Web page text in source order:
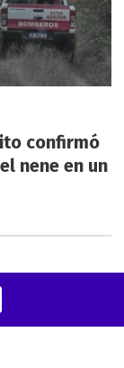
confirmó
nene en un